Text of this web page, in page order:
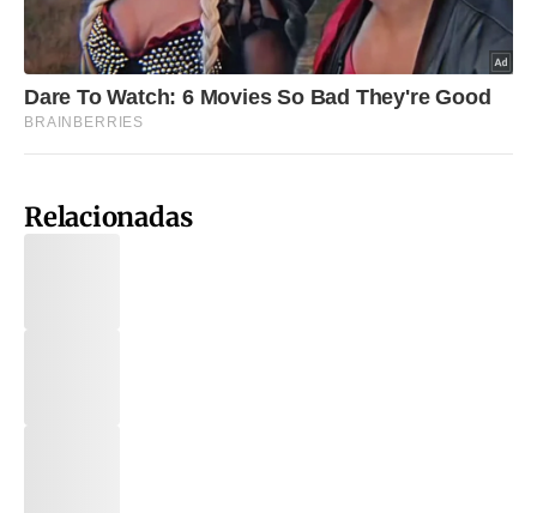
Relacionadas